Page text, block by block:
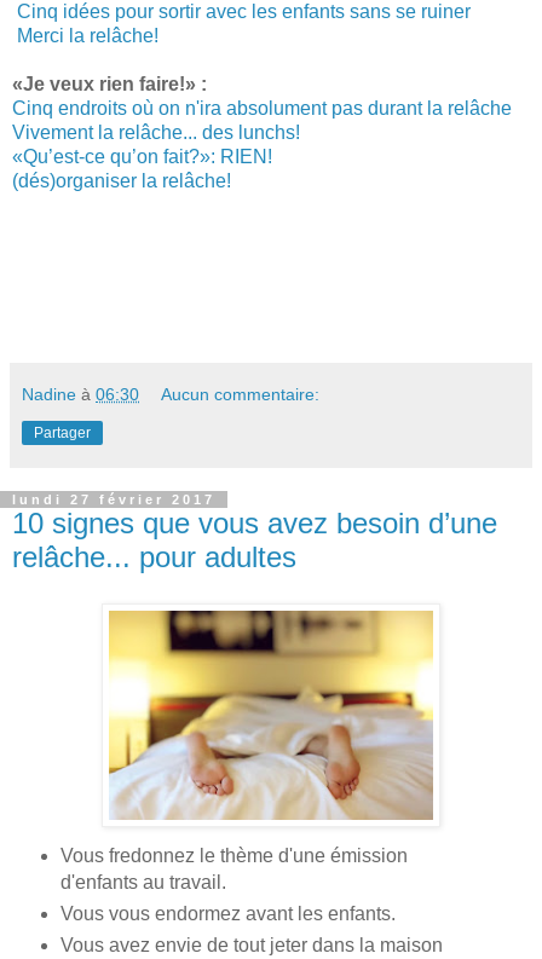
Cinq idées pour sortir avec les enfants sans se ruiner
Merci la relâche!
«Je veux rien faire!» :
Cinq endroits où on n'ira absolument pas durant la relâche
Vivement la relâche... des lunchs!
«Qu’est-ce qu’on fait?»: RIEN!
(dés)organiser la relâche!
Nadine à 06:30 Aucun commentaire:
Partager
lundi 27 février 2017
10 signes que vous avez besoin d’une
relâche... pour adultes
Vous fredonnez le thème d'une émission
d'enfants au travail.
Vous vous endormez avant les enfants.
Vous avez envie de tout jeter dans la maison